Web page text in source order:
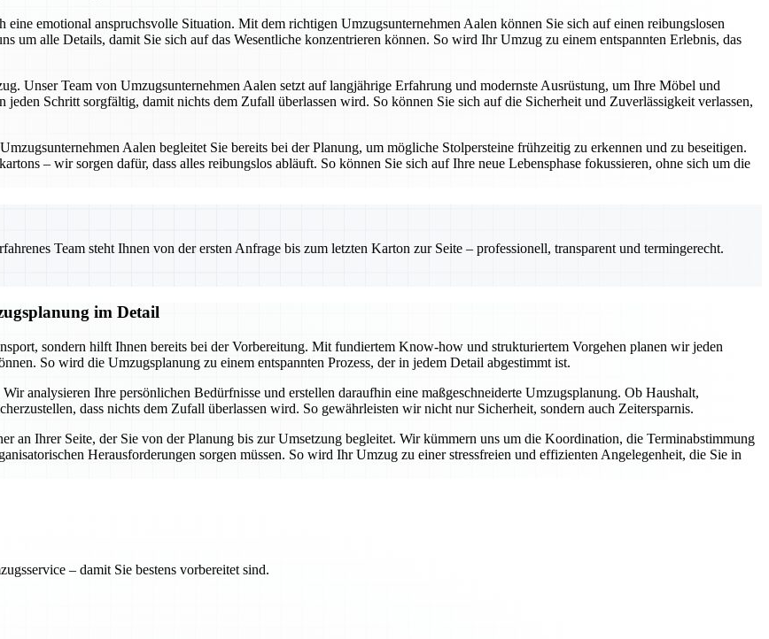
emotional anspruchsvolle Situation. Mit dem richtigen Umzugsunternehmen Aalen können Sie sich auf einen reibungslosen
um alle Details, damit Sie sich auf das Wesentliche konzentrieren können. So wird Ihr Umzug zu einem entspannten Erlebnis, das
Unser Team von Umzugsunternehmen Aalen setzt auf langjährige Erfahrung und modernste Ausrüstung, um Ihre Möbel und
Schritt sorgfältig, damit nichts dem Zufall überlassen wird. So können Sie sich auf die Sicherheit und Zuverlässigkeit verlassen,
Aalen begleitet Sie bereits bei der Planung, um mögliche Stolpersteine frühzeitig zu erkennen und zu beseitigen.
– wir sorgen dafür, dass alles reibungslos abläuft. So können Sie sich auf Ihre neue Lebensphase fokussieren, ohne sich um die
Team steht Ihnen von der ersten Anfrage bis zum letzten Karton zur Seite – professionell, transparent und termingerecht.
im Detail
sondern hilft Ihnen bereits bei der Vorbereitung. Mit fundiertem Know-how und strukturiertem Vorgehen planen wir jeden
So wird die Umzugsplanung zu einem entspannten Prozess, der in jedem Detail abgestimmt ist.
analysieren Ihre persönlichen Bedürfnisse und erstellen daraufhin eine maßgeschneiderte Umzugsplanung. Ob Haushalt,
dass nichts dem Zufall überlassen wird. So gewährleisten wir nicht nur Sicherheit, sondern auch Zeitersparnis.
an Ihrer Seite, der Sie von der Planung bis zur Umsetzung begleitet. Wir kümmern uns um die Koordination, die Terminabstimmung
Herausforderungen sorgen müssen. So wird Ihr Umzug zu einer stressfreien und effizienten Angelegenheit, die Sie in
– damit Sie bestens vorbereitet sind.